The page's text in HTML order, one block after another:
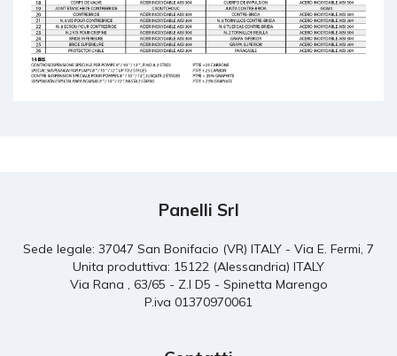
Panelli Srl
Sede legale: 37047 San Bonifacio (VR) ITALY - Via E. Fermi, 7
Unita produttiva: 15122 (Alessandria) ITALY
Via Rana , 63/65 - Z.I D5 - Spinetta Marengo
P.iva 01370970061